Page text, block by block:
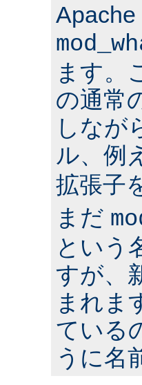
ます。
の通常
しなが
ル、例
拡張子
まだ
という
すが、
まれま
ている
うに名